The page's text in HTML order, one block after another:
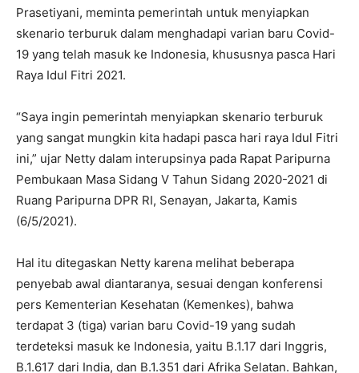
Prasetiyani, meminta pemerintah untuk menyiapkan
skenario terburuk dalam menghadapi varian baru Covid-
19 yang telah masuk ke Indonesia, khususnya pasca Hari
Raya Idul Fitri 2021.
“Saya ingin pemerintah menyiapkan skenario terburuk
yang sangat mungkin kita hadapi pasca hari raya Idul Fitri
ini,” ujar Netty dalam interupsinya pada Rapat Paripurna
Pembukaan Masa Sidang V Tahun Sidang 2020-2021 di
Ruang Paripurna DPR RI, Senayan, Jakarta, Kamis
(6/5/2021).
Hal itu ditegaskan Netty karena melihat beberapa
penyebab awal diantaranya, sesuai dengan konferensi
pers Kementerian Kesehatan (Kemenkes), bahwa
terdapat 3 (tiga) varian baru Covid-19 yang sudah
terdeteksi masuk ke Indonesia, yaitu B.1.17 dari Inggris,
B.1.617 dari India, dan B.1.351 dari Afrika Selatan. Bahkan,